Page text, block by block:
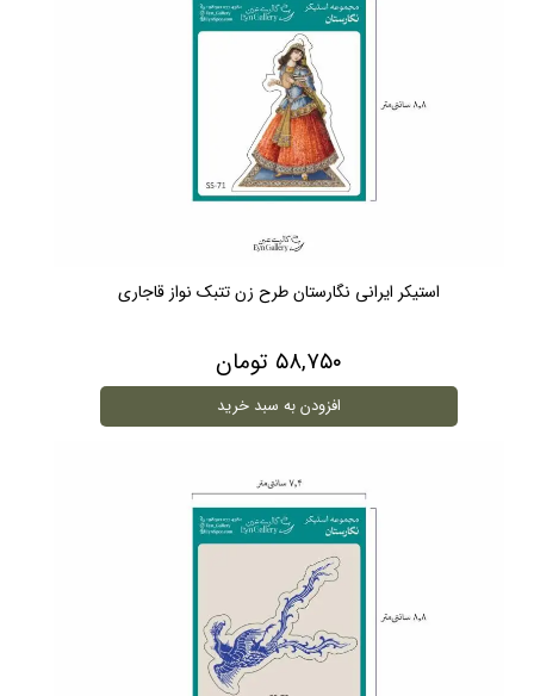
استیکر ایرانی نگارستان طرح زن تتبک نواز قاجاری
۵۸,۷۵۰ تومان
افزودن به سبد خرید